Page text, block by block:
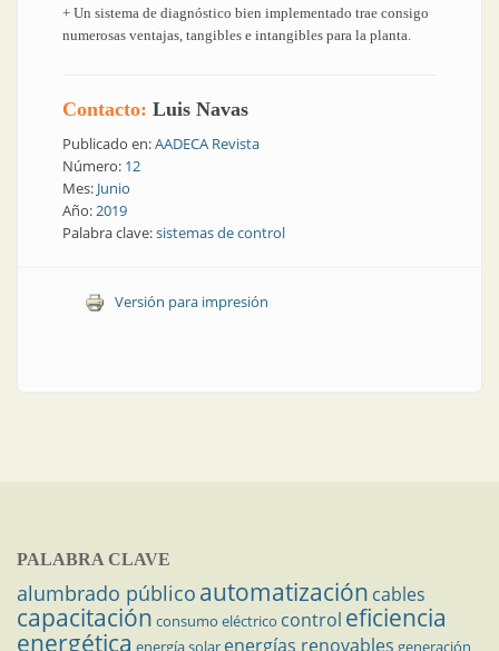
+ Un sistema de diagnóstico bien implementado trae consigo
numerosas ventajas, tangibles e intangibles para la planta.
Contacto: Luis Navas
Publicado en:AADECA Revista
Número: 12
Mes: Junio
Año:2019
Palabra clave:sistemas de control
Versión para impresión
PALABRA CLAVE
alumbrado público automatización cables
capacitación consumo eléctrico control eficiencia
energética energía solar energías renovables generación